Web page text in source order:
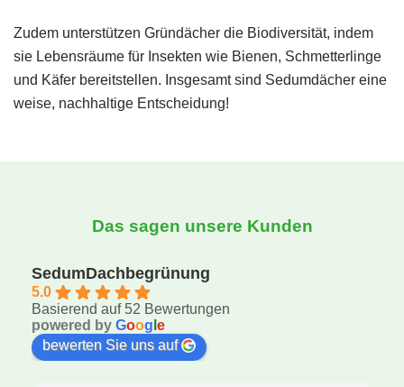
Zudem unterstützen Gründächer die Biodiversität, indem
sie Lebensräume für Insekten wie Bienen, Schmetterlinge
und Käfer bereitstellen. Insgesamt sind Sedumdächer eine
weise, nachhaltige Entscheidung!
Das sagen unsere Kunden
SedumDachbegrünung
5.0
Basierend auf 52 Bewertungen
powered by Goog e
bewerten Sie uns auf